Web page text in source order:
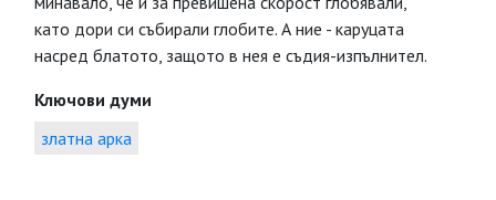
като дори си събирали глобите. А ние - каруцата
насред блатото, защото в нея е съдия-изпълнител.
Ключови думи
златна арка